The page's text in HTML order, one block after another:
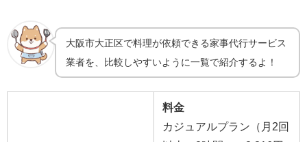
大阪市大正区で料理が依頼できる家事代行サービス
業者を、比較しやすいように一覧で紹介するよ！
料金
カジュアルプラン（月2回